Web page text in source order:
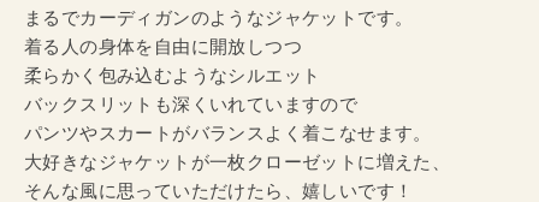
まるでカーディガンのようなジャケットです。
着る人の身体を自由に開放しつつ
柔らかく包み込むようなシルエット
バックスリットも深くいれていますので
パンツやスカートがバランスよく着こなせます。
大好きなジャケットが一枚クローゼットに増えた、
そんな風に思っていただけたら、嬉しいです！